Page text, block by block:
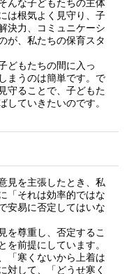
んな子どもたちの主体
は根気よく見守り、子
決力、コミュニケーシ
が、私たちの保育スタ
どもたちの間に入っ
まうのは簡単です。で
守ることで、子どもた
していきたいのです。
見を主張したとき、私
「それは効率的ではな
安易に否定してはいな
を尊重し、否定するこ
を前提にしています。
「寒くないから上着は
対して、「どうせ寒く